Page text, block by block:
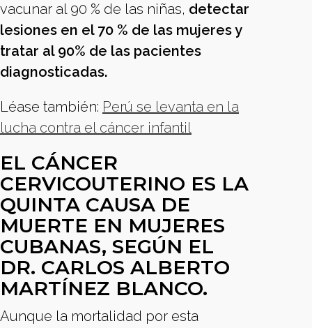
vacunar al 90 % de las niñas, detectar
lesiones en el 70 % de las mujeres y
tratar al 90% de las pacientes
diagnosticadas.
Léase también: Perú se levanta en la
lucha contra el cáncer infantil
EL CÁNCER
CERVICOUTERINO ES LA
QUINTA CAUSA DE
MUERTE EN MUJERES
CUBANAS, SEGÚN EL
DR. CARLOS ALBERTO
MARTÍNEZ BLANCO.
Aunque la mortalidad por esta